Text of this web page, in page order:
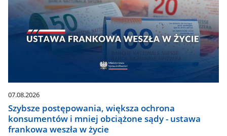
07.08.2026
Szybsze postępowania, większa ochrona
konsumentów i mniej obciążone sądy - ustawa
frankowa weszła w życie